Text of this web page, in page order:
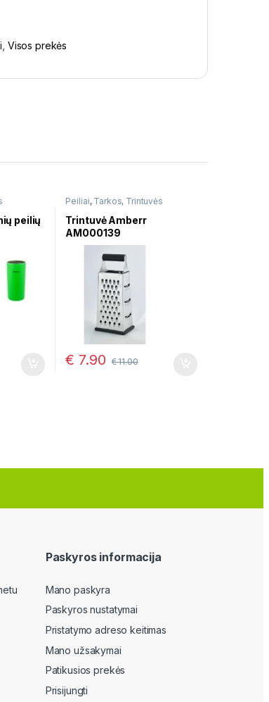
Visos prekės
peilių
Peiliai, Tarkos, Trintuvės
Trintuvė Amberr
AM000139
€ 7.90 €11.00
Paskyros informacija
Mano paskyra
Paskyros nustatymai
Pristatymo adreso keitimas
Mano užsakymai
Patikusios prekės
Prisijungti